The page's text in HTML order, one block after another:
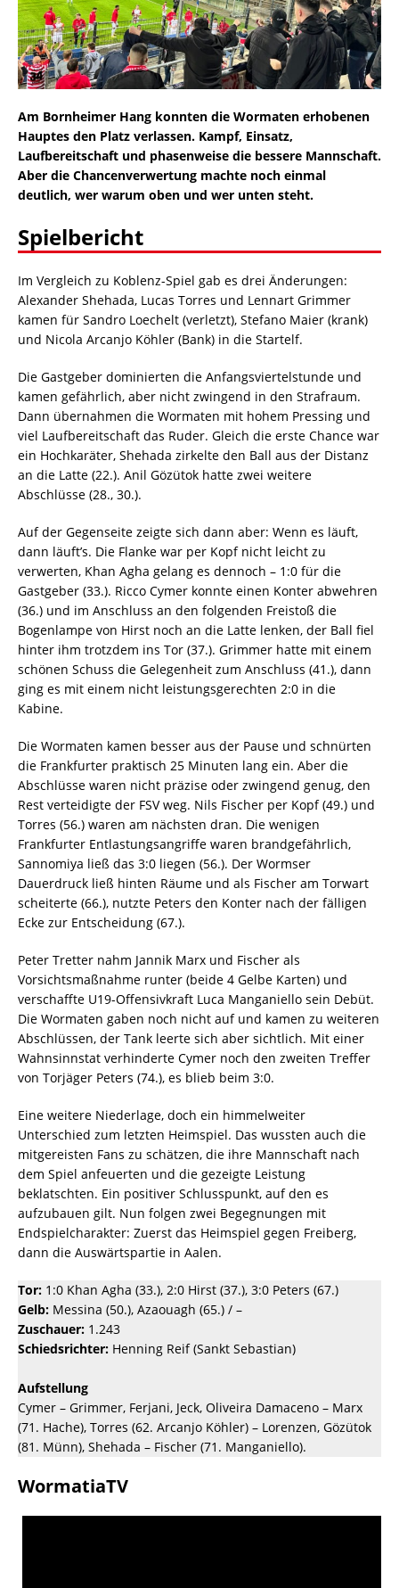
Am Bornheimer Hang konnten die Wormaten erhobenen
Hauptes den Platz verlassen. Kampf, Einsatz,
Laufbereitschaft und phasenweise die bessere Mannschaft.
Aber die Chancenverwertung machte noch einmal
deutlich, wer warum oben und wer unten steht.
Spielbericht
Im Vergleich zu Koblenz-Spiel gab es drei Änderungen:
Alexander Shehada, Lucas Torres und Lennart Grimmer
kamen für Sandro Loechelt (verletzt), Stefano Maier (krank)
und Nicola Arcanjo Köhler (Bank) in die Startelf.
Die Gastgeber dominierten die Anfangsviertelstunde und
kamen gefährlich, aber nicht zwingend in den Strafraum.
Dann übernahmen die Wormaten mit hohem Pressing und
viel Laufbereitschaft das Ruder. Gleich die erste Chance war
ein Hochkaräter, Shehada zirkelte den Ball aus der Distanz
an die Latte (22.). Anil Gözütok hatte zwei weitere
Abschlüsse (28., 30.).
Auf der Gegenseite zeigte sich dann aber: Wenn es läuft,
dann läuft’s. Die Flanke war per Kopf nicht leicht zu
verwerten, Khan Agha gelang es dennoch – 1:0 für die
Gastgeber (33.). Ricco Cymer konnte einen Konter abwehren
(36.) und im Anschluss an den folgenden Freistoß die
Bogenlampe von Hirst noch an die Latte lenken, der Ball fiel
hinter ihm trotzdem ins Tor (37.). Grimmer hatte mit einem
schönen Schuss die Gelegenheit zum Anschluss (41.), dann
ging es mit einem nicht leistungsgerechten 2:0 in die
Kabine.
Die Wormaten kamen besser aus der Pause und schnürten
die Frankfurter praktisch 25 Minuten lang ein. Aber die
Abschlüsse waren nicht präzise oder zwingend genug, den
Rest verteidigte der FSV weg. Nils Fischer per Kopf (49.) und
Torres (56.) waren am nächsten dran. Die wenigen
Frankfurter Entlastungsangriffe waren brandgefährlich,
Sannomiya ließ das 3:0 liegen (56.). Der Wormser
Dauerdruck ließ hinten Räume und als Fischer am Torwart
scheiterte (66.), nutzte Peters den Konter nach der fälligen
Ecke zur Entscheidung (67.).
Peter Tretter nahm Jannik Marx und Fischer als
Vorsichtsmaßnahme runter (beide 4 Gelbe Karten) und
verschaffte U19-Offensivkraft Luca Manganiello sein Debüt.
Die Wormaten gaben noch nicht auf und kamen zu weiteren
Abschlüssen, der Tank leerte sich aber sichtlich. Mit einer
Wahnsinnstat verhinderte Cymer noch den zweiten Treffer
von Torjäger Peters (74.), es blieb beim 3:0.
Eine weitere Niederlage, doch ein himmelweiter
Unterschied zum letzten Heimspiel. Das wussten auch die
mitgereisten Fans zu schätzen, die ihre Mannschaft nach
dem Spiel anfeuerten und die gezeigte Leistung
beklatschten. Ein positiver Schlusspunkt, auf den es
aufzubauen gilt. Nun folgen zwei Begegnungen mit
Endspielcharakter: Zuerst das Heimspiel gegen Freiberg,
dann die Auswärtspartie in Aalen.
Tor: 1:0 Khan Agha (33.), 2:0 Hirst (37.), 3:0 Peters (67.)
Gelb: Messina (50.), Azaouagh (65.) / –
Zuschauer: 1.243
Schiedsrichter: Henning Reif (Sankt Sebastian)
Aufstellung
Cymer – Grimmer, Ferjani, Jeck, Oliveira Damaceno – Marx
(71. Hache), Torres (62. Arcanjo Köhler) – Lorenzen, Gözütok
(81. Münn), Shehada – Fischer (71. Manganiello).
WormatiaTV